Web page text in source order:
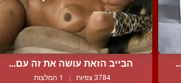
הבייב הזאת עושה את זה עם...
3784 צפיות | 1 המלצות